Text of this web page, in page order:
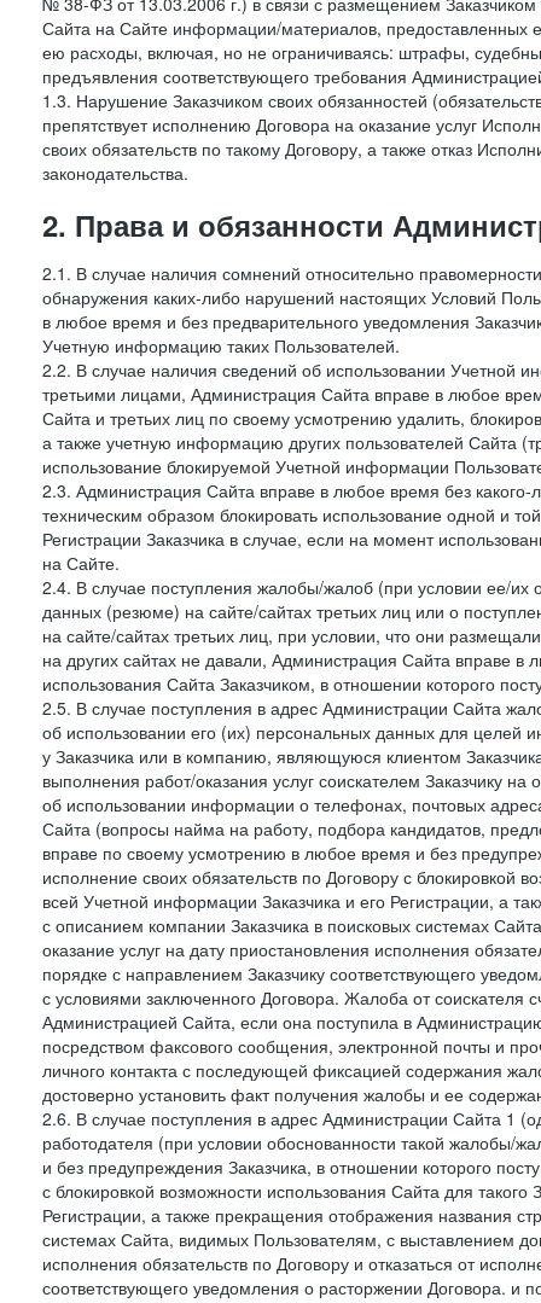
Сайта на Сайте информации/материалов, предоставленных
ею расходы, включая, но не ограничиваясь: штрафы,
предъявления соответствующего требования
1.3. Нарушение Заказчиком своих обязанностей
препятствует исполнению Договора на оказание услуг
своих обязательств по такому Договору, а также отказ
законодательства.
2. Права и обязанности
2.1. В случае наличия сомнений относительно
обнаружения каких-либо нарушений настоящих Условий
в любое время и без предварительного уведомления
Учетную информацию таких Пользователей.
2.2. В случае наличия сведений об использовании Учетной
третьими лицами, Администрация Сайта вправе в любое
Сайта и третьих лиц по своему усмотрению удалить,
а также учетную информацию других пользователей Сайта
использование блокируемой Учетной информации
2.3. Администрация Сайта вправе в любое время без
техническим образом блокировать использование одной и
Регистрации Заказчика в случае, если на момент
на Сайте.
2.4. В случае поступления жалобы/жалоб (при условии ее/их
данных (резюме) на сайте/сайтах третьих лиц или о
на сайте/сайтах третьих лиц, при условии, что они
на других сайтах не давали, Администрация Сайта вправе в
использования Сайта Заказчиком, в отношении которого
2.5. В случае поступления в адрес Администрации Сайта
об использовании его (их) персональных данных для целей
у Заказчика или в компанию, являющуюся клиентом
выполнения работ/оказания услуг соискателем Заказчику
об использовании информации о телефонах, почтовых
Сайта (вопросы найма на работу, подбора кандидатов,
вправе по своему усмотрению в любое время и без
исполнение своих обязательств по Договору с блокировкой
всей Учетной информации Заказчика и его Регистрации, а
с описанием компании Заказчика в поисковых системах
оказание услуг на дату приостановления исполнения
порядке с направлением Заказчику соответствующего
с условиями заключенного Договора. Жалоба от
Администрацией Сайта, если она поступила в
посредством факсового сообщения, электронной почты и
личного контакта с последующей фиксацией содержания
достоверно установить факт получения жалобы и ее
2.6. В случае поступления в адрес Администрации Сайта 1
работодателя (при условии обоснованности такой
и без предупреждения Заказчика, в отношении которого
с блокировкой возможности использования Сайта для
Регистрации, а также прекращения отображения названия
системах Сайта, видимых Пользователям, с выставлением
исполнения обязательств по Договору и отказаться от
соответствующего уведомления о расторжении Договора. и